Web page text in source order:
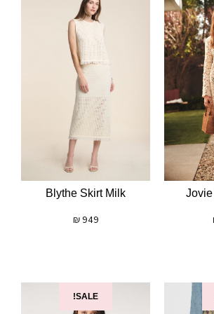
Blythe Skirt Milk
949
₪
SALE!